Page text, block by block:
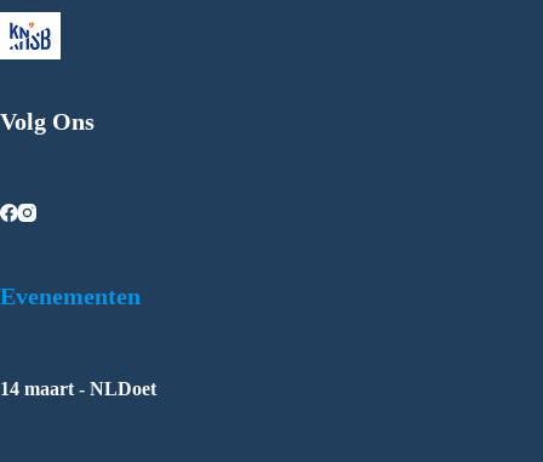
Volg Ons
Evenementen
14 maart - NLDoet